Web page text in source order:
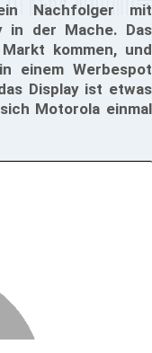
Nachfolger mit
in der Mache. Das
kommen, und
einem Werbespot
Display ist etwas
Motorola einmal